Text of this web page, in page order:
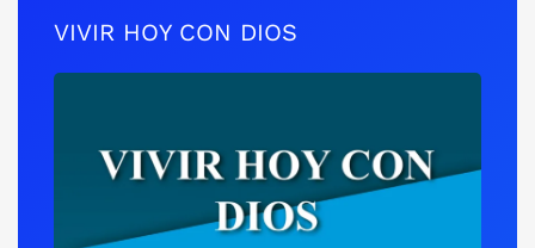
VIVIR HOY CON DIOS